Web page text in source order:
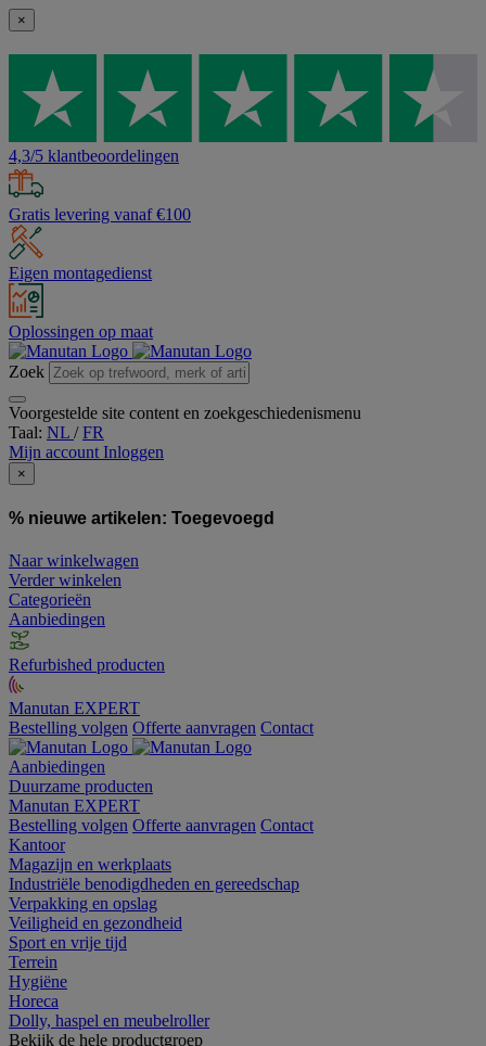
×
4,3/5 klantbeoordelingen
Gratis levering vanaf €100
Eigen montagedienst
Oplossingen op maat
Zoek
Voorgestelde site content en zoekgeschiedenismenu
Taal: NL /FR
Mijn account Inloggen
×
% nieuwe artikelen: Toegevoegd
Naar winkelwagen
Verder winkelen
Categorieën
Aanbiedingen
Refurbished producten
Manutan EXPERT
Bestelling volgen Offerte aanvragen Contact
Aanbiedingen
Duurzame producten
Manutan EXPERT
Bestelling volgen Offerte aanvragen Contact
Kantoor
Magazijn en werkplaats
Industriële benodigdheden en gereedschap
Verpakking en opslag
Veiligheid en gezondheid
Sport en vrije tijd
Terrein
Hygiëne
Horeca
Dolly, haspel en meubelroller
Bekijk de hele productgroep